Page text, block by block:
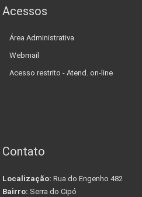
Acessos
Área Administrativa
Webmail
Acesso restrito - Atend. on-line
Contato
Localização: Rua do Engenho 482
Bairro: Serra do Cipó